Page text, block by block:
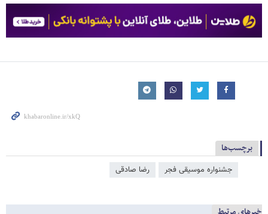
برچسب‌ها
جشنواره موسیقی فجر رضا صادقی